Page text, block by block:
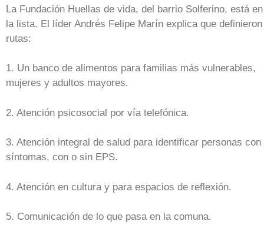
La Fundación Huellas de vida, del barrio Solferino, está en
la lista. El líder Andrés Felipe Marín explica que definieron
rutas:
1. Un banco de alimentos para familias más vulnerables,
mujeres y adultos mayores.
2. Atención psicosocial por vía telefónica.
3. Atención integral de salud para identificar personas con
síntomas, con o sin EPS.
4. Atención en cultura y para espacios de reflexión.
5. Comunicación de lo que pasa en la comuna.